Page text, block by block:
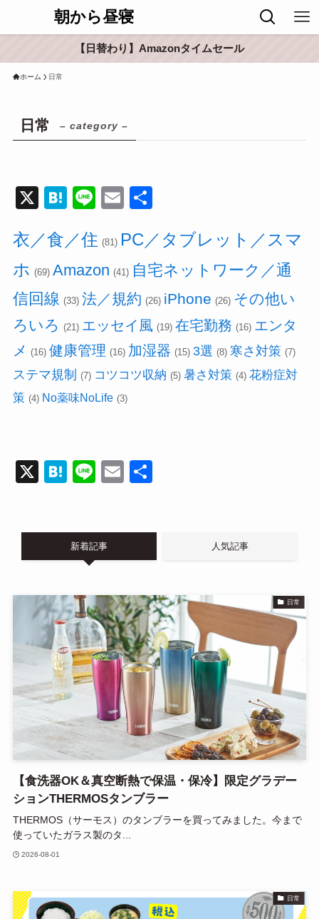
朝から昼寝
【日替わり】Amazonタイムセール
ホーム 日常
日常 – category –
X
H
e
n
Li
e
E
ail
衣／食／住 (81) PC／タブレット／スマ
ホ (69) Amazon (41) 自宅ネットワーク／通
信回線 (33) 法／規約 (26) iPhone (26) その他い
ろいろ (21) エッセイ風 (19) 在宅勤務 (16) エンタ
メ (16) 健康管理 (16) 加湿器 (15) 3選 (8) 寒さ対策 (7)
ステマ規制 (7) コツコツ収納 (5) 暑さ対策 (4) 花粉症対
策 (4) No薬味NoLife (3)
X
H
n
a
Li
E
新着記事 人気記事
日常
【食洗器OK＆真空断熱で保温・保冷】限定グラデー
ションTHERMOSタンブラー
THERMOS（サーモス）のタンブラーを買ってみました。今まで
使っていたガラス製のタ...
2026-08-01
日常